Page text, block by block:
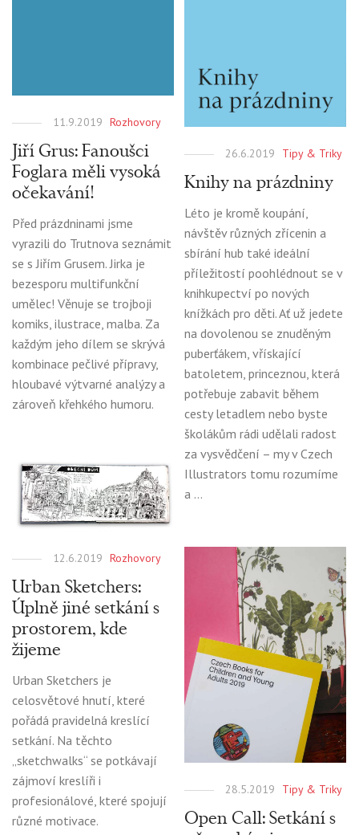
11.9.2019 Rozhovory
Jiří Grus: Fanoušci
Foglara měli vysoká
očekavání!
Před prázdninami jsme
vyrazili do Trutnova seznámit
se s Jiřím Grusem. Jirka je
bezesporu multifunkční
umělec! Věnuje se trojboji
komiks, ilustrace, malba. Za
každým jeho dílem se skrývá
kombinace pečlivé přípravy,
hloubavé výtvarné analýzy a
zároveň křehkého humoru.
26.6.2019 Tipy & Triky
Knihy na prázdniny
Léto je kromě koupání,
návštěv různých zřícenin a
sbírání hub také ideální
příležitostí poohlédnout se v
knihkupectví po nových
knížkách pro děti. Ať už jedete
na dovolenou se znuděným
puberťákem, vřískající
batoletem, princeznou, která
potřebuje zabavit během
cesty letadlem nebo byste
školákům rádi udělali radost
za vysvědčení – my v Czech
Illustrators tomu rozumíme
a …
12.6.2019 Rozhovory
Urban Sketchers:
Úplně jiné setkání s
prostorem, kde
žijeme
Urban Sketchers je
celosvětové hnutí, které
pořádá pravidelná kreslící
setkání. Na těchto
„sketchwalks“ se potkávají
zájmoví kreslíři i
profesionálové, které spojují
různé motivace.
28.5.2019 Tipy & Triky
Open Call: Setkání s